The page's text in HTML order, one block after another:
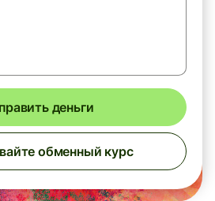
деньги
обменный курс